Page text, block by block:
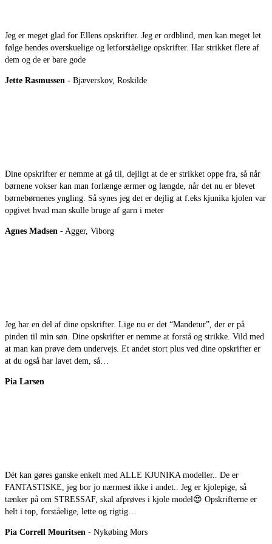
Jeg er meget glad for Ellens opskrifter. Jeg er ordblind, men kan meget let
følge hendes overskuelige og letforståelige opskrifter. Har strikket flere af
dem og de er bare gode
Jette Rasmussen - Bjæverskov, Roskilde
Dine opskrifter er nemme at gå til, dejligt at de er strikket oppe fra, så når
børnene vokser kan man forlænge ærmer og længde, når det nu er blevet
børnebørnenes yngling. Så synes jeg det er dejlig at f.eks kjunika kjolen var
opgivet hvad man skulle bruge af garn i meter
Agnes Madsen - Agger, Viborg
Jeg har en del af dine opskrifter. Lige nu er det “Mandetur”, der er på
pinden til min søn. Dine opskrifter er nemme at forstå og strikke. Vild med
at man kan prøve dem undervejs. Et andet stort plus ved dine opskrifter er
at du også har lavet dem, så…
Pia Larsen
Dét kan gøres ganske enkelt med ALLE KJUNIKA modeller.. De er
FANTASTISKE, jeg bor jo nærmest ikke i andet.. Jeg er kjolepige, så
tænker på om STRESSAF, skal afprøves i kjole model😍 Opskrifterne er
helt i top, forståelige, lette og rigtig…
Pia Correll Mouritsen - Nykøbing Mors